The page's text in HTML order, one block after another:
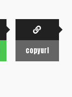
copyurl